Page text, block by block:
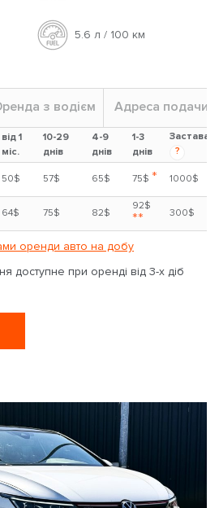
5.6 л / 100 км
з водієм Адреса подачи
від 1
міс.
10-29
днів
4-9
днів
1-3
днів
Застава
?
50$ 57$ 65$ 75$ * 1000$
64$ 75$ 82$
92$
** 300$
оренди авто на добу
доступне при оренді від 3-х діб